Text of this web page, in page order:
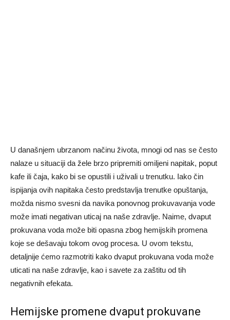
U današnjem ubrzanom načinu života, mnogi od nas se često
nalaze u situaciji da žele brzo pripremiti omiljeni napitak, poput
kafe ili čaja, kako bi se opustili i uživali u trenutku. Iako čin
ispijanja ovih napitaka često predstavlja trenutke opuštanja,
možda nismo svesni da navika ponovnog prokuvavanja vode
može imati negativan uticaj na naše zdravlje. Naime, dvaput
prokuvana voda može biti opasna zbog hemijskih promena
koje se dešavaju tokom ovog procesa. U ovom tekstu,
detaljnije ćemo razmotriti kako dvaput prokuvana voda može
uticati na naše zdravlje, kao i savete za zaštitu od tih
negativnih efekata.
Hemijske promene dvaput prokuvane